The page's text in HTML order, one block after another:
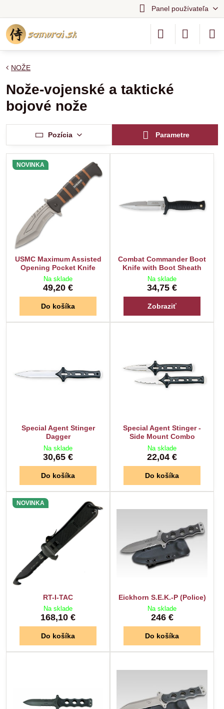
Panel používateľa
NOŽE
Nože-vojenské a taktické
bojové nože
Pozícia Parametre
NOVINKA
USMC Maximum Assisted
Opening Pocket Knife
Na sklade
49,20 €
Do košíka
Combat Commander Boot
Knife with Boot Sheath
Na sklade
34,75 €
Zobraziť
Special Agent Stinger
Dagger
Na sklade
30,65 €
Do košíka
Special Agent Stinger -
Side Mount Combo
Na sklade
22,04 €
Do košíka
NOVINKA
RT-I-TAC
Na sklade
168,10 €
Do košíka
Eickhorn S.E.K.-P (Police)
Na sklade
246 €
Do košíka